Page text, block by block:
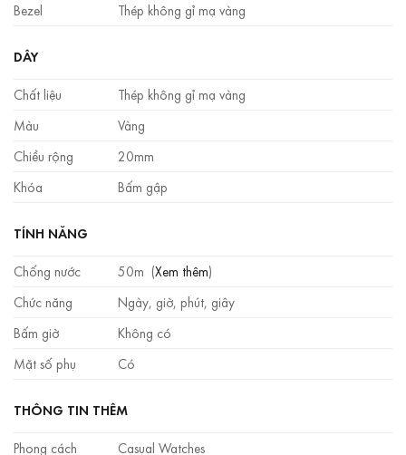
Bezel
Thép không gỉ mạ vàng
DÂY
Chất liệu
Thép không gỉ mạ vàng
Màu
Vàng
Chiều rộng
20mm
Khóa
Bấm gập
TÍNH NĂNG
Chống nước
50m (Xem thêm)
Chức năng
Ngày, giờ, phút, giây
Bấm giờ
Không có
Mặt số phụ
Có
THÔNG TIN THÊM
Phong cách
Casual Watches